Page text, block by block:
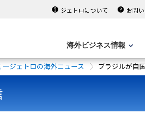
ジェトロについて お問
海外ビジネス情報
―ジェトロの海外ニュース ブラジルが自